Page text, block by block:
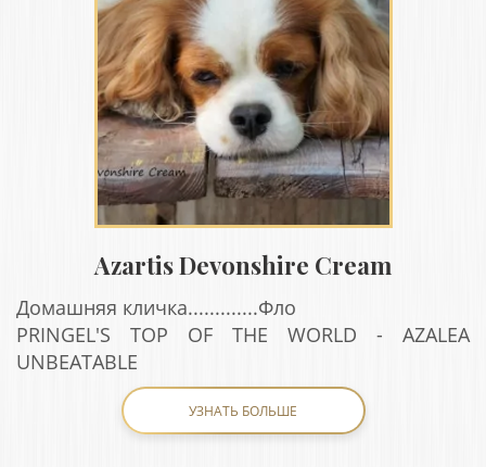
Azartis Devonshire Cream
Домашняя кличка.............Фло
PRINGEL'S TOP OF THE WORLD - AZALEA
UNBEATABLE
УЗНАТЬ БОЛЬШЕ